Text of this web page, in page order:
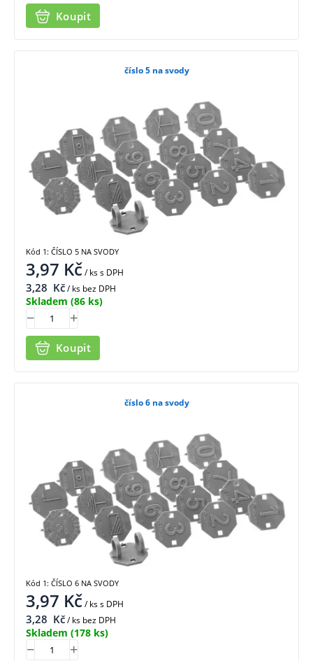
Koupit
číslo 5 na svody
3,97 Kč/ kss DPH
3,28 Kč/ ks bez DPH
Skladem (86 ks)
Koupit
Kód 1: ČÍSLO 5 NA SVODY
číslo 6 na svody
3,97 Kč/ kss DPH
3,28 Kč/ ks bez DPH
Skladem (178 ks)
Kód 1: ČÍSLO 6 NA SVODY